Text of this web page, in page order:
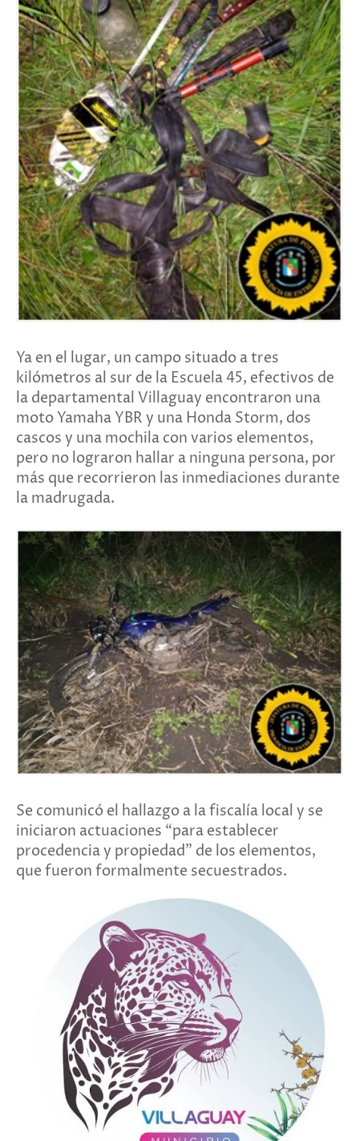
Ya en el lugar, un campo situado a tres
kilómetros al sur de la Escuela 45, efectivos de
la departamental Villaguay encontraron una
moto Yamaha YBR y una Honda Storm, dos
cascos y una mochila con varios elementos,
pero no lograron hallar a ninguna persona, por
más que recorrieron las inmediaciones durante
la madrugada.
Se comunicó el hallazgo a la fiscalía local y se
iniciaron actuaciones “para establecer
procedencia y propiedad” de los elementos,
que fueron formalmente secuestrados.